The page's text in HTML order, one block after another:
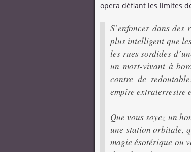
opera défiant les limites
S’enfoncer dans
plus intelligent que
les rues sordides
un mort-vivant à
contre de
empire extraterrestre
Que vous soyez un
une station orbitale,
magie ésotérique ou